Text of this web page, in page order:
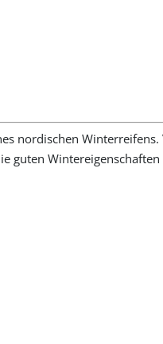
nordischen Winterreifens.
guten Wintereigenschaften